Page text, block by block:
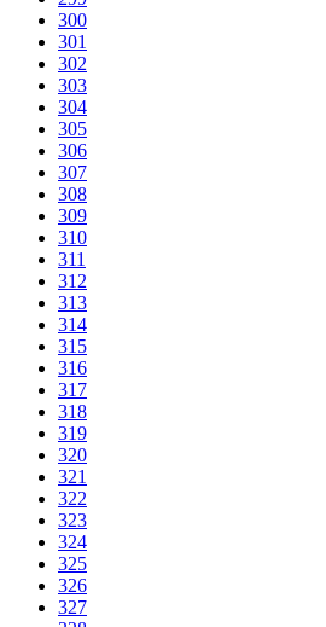
300
301
302
303
304
305
306
307
308
309
310
311
312
313
314
315
316
317
318
319
320
321
322
323
324
325
326
327